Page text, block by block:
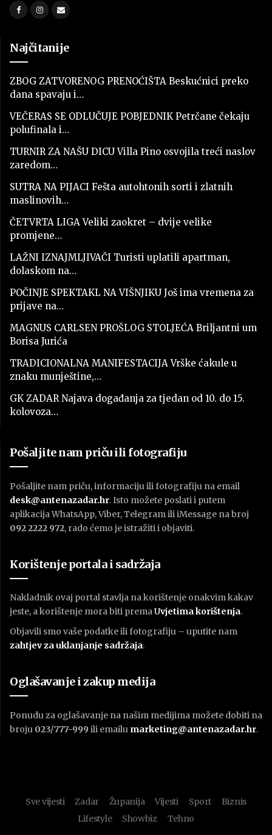
Najčitanije
ZBOG ZATVORENOG PRENOĆIŠTA Beskućnici preko
dana spavaju i…
VEČERAS SE ODLUČUJE POBJEDNIK Petrčane čekaju
polufinala i…
TURNIR ZA NAŠU DICU Villa Pino osvojila treći naslov
zaredom…
SUTRA NA PIJACI Fešta autohtonih sorti i zlatnih
maslinovih…
ČETVRTA LIGA Veliki zaokret – dvije velike
promjene…
LAŽNI IZNAJMLJIVAČI Turisti uplatili apartman,
dolaskom na…
POČINJE SPEKTAKL NA VIŠNJIKU Još ima vremena za
prijave na…
MAGNUS CARLSEN PROŠLOG STOLJEĆA Briljantni um
Borisa Jurića
TRADICIONALNA MANIFESTACIJA Vrške ćakule u
znaku munještine,…
GK ZADAR Najava događanja za tjedan od 10. do 15.
kolovoza…
Pošaljite nam priču ili fotografiju
Pošaljite nam priču, informaciju ili fotografiju na email
desk@antenazadar.hr. Isto možete poslati i putem
aplikacija WhatsApp, Viber, Telegram ili iMessage na broj
092 2222 972, rado ćemo je istražiti i objaviti.
Korištenje portala i sadržaja
Nakladnik ovaj portal stavlja na korištenje onakvim kakav
jeste, a korištenje mora biti premaUvjetima korištenja.
Objavili smo vaše podatke ili fotografiju – uputite nam
zahtjev za uklanjanje sadržaja.
Oglašavanje i zakup medija
Ponudu za oglašavanje na našim medijima možete dobiti na
broju 023/777-999 ili emailu marketing@antenazadar.hr.
Sve vijesti Zadar Županija Vijesti Sport
Biznis
Lifestyle
Showbiz Tehno